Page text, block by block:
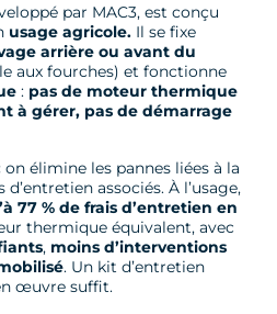
par MAC3, est conçu
usage agricole. Il se fixe
arrière ou avant du
aux fourches) et fonctionne
: pas de moteur thermique
à gérer, pas de démarrage
on élimine les pannes liées à la
associés. À l’usage,
77 % de frais d’entretien en
thermique équivalent, avec
, moins d’interventions
. Un kit d’entretien
œuvre suffit.